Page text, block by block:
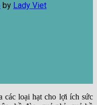
by Lady Viet
các loại hạt cho lợi ích sức